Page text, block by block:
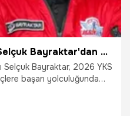
Başarının sırrını anlattı! Selçuk Bayraktar'dan gençlere 11 önemli tavsiye
Selçuk Bayraktar, 2026 YKS
başarı yolculuğunda